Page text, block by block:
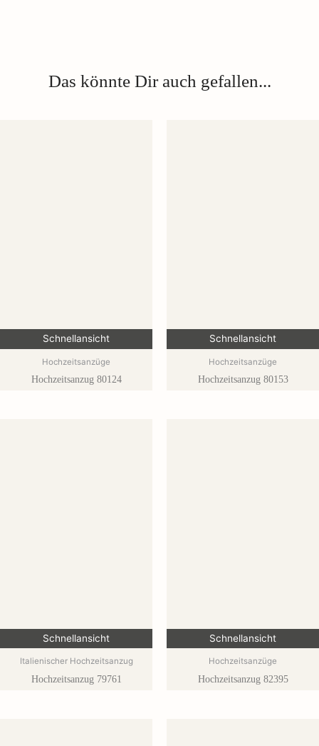
Das könnte Dir auch gefallen...
Schnellansicht
Hochzeitsanzüge
Hochzeitsanzug 80124
Schnellansicht
Hochzeitsanzüge
Hochzeitsanzug 80153
Schnellansicht
Italienischer Hochzeitsanzug
Hochzeitsanzug 79761
Schnellansicht
Hochzeitsanzüge
Hochzeitsanzug 82395